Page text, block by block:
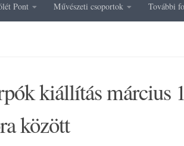
Pont Művészeti csoportok További
kiállítás március
között